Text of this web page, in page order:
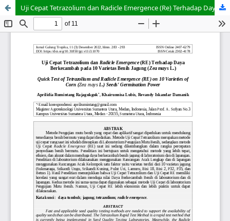
Uji Cepat Tetrazolium dan Radicle Emergence (Re) Terhadap Daya Berkecambah pada 10 Varietas Benih Jagung (Zea mays L.)